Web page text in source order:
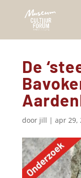
De
door jill | apr 29,